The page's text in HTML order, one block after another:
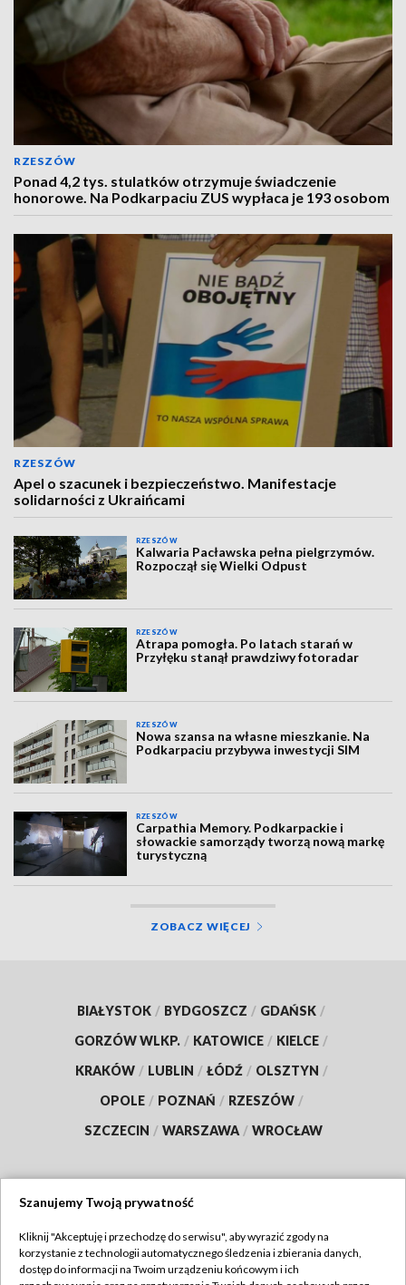
RZESZÓW
Ponad 4,2 tys. stulatków otrzymuje świadczenie
honorowe. Na Podkarpaciu ZUS wypłaca je 193 osobom
RZESZÓW
Apel o szacunek i bezpieczeństwo. Manifestacje
solidarności z Ukraińcami
RZESZÓW
Kalwaria Pacławska pełna pielgrzymów.
Rozpoczął się Wielki Odpust
RZESZÓW
Atrapa pomogła. Po latach starań w
Przyłęku stanął prawdziwy fotoradar
RZESZÓW
Nowa szansa na własne mieszkanie. Na
Podkarpaciu przybywa inwestycji SIM
RZESZÓW
Carpathia Memory. Podkarpackie i
słowackie samorządy tworzą nową markę
turystyczną
ZOBACZ WIĘCEJ
BIAŁYSTOK / BYDGOSZCZ / GDAŃSK /
GORZÓW WLKP. / KATOWICE / KIELCE /
KRAKÓW / LUBLIN / ŁÓDŹ / OLSZTYN /
OPOLE / POZNAŃ / RZESZÓW /
SZCZECIN / WARSZAWA / WROCŁAW
TVP
Szanujemy Twoją prywatność
Kliknij "Akceptuję i przechodzę do serwisu", aby wyrazić zgody na
korzystanie z technologii automatycznego śledzenia i zbierania danych,
dostęp do informacji na Twoim urządzeniu końcowym i ich